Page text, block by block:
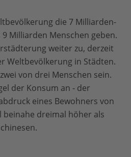
die 7 Milliarden-
9 Milliarden Menschen geben.
weiter zu, derzeit
Weltbevölkerung in Städten.
von drei Menschen sein.
der Konsum an - der
eines Bewohners von
beinahe dreimal höher als